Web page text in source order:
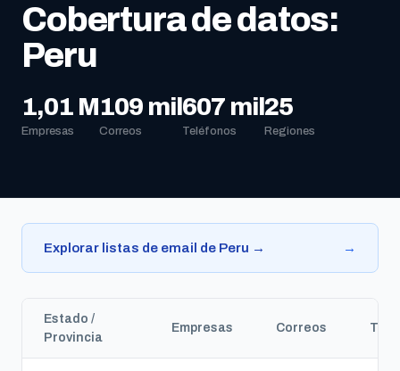
Iniciar Sesión
Obtén 100 leads gratis
Cobertura de datos:
Peru
1,01 M
Empresas
109 mil
Correos
607 mil
Teléfonos
25
Regiones
Explorar listas de email de Peru → →
Estado /
Provincia
Empresas Correos